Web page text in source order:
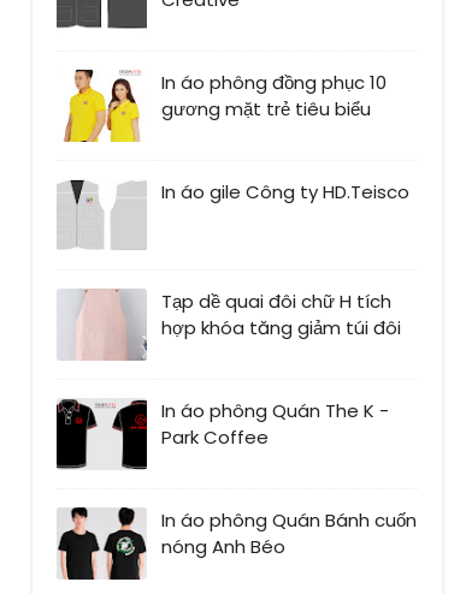
In áo phông đồng phục 10
gương mặt trẻ tiêu biểu
In áo gile Công ty HD.Teisco
Tạp dề quai đôi chữ H tích
hợp khóa tăng giảm túi đôi
In áo phông Quán The K -
Park Coffee
In áo phông Quán Bánh cuốn
nóng Anh Béo